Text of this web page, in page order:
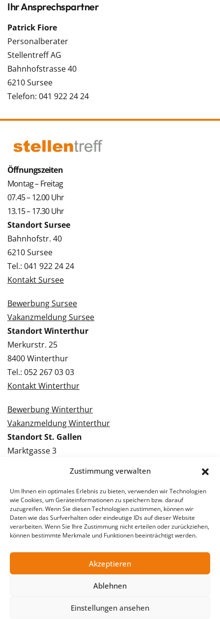
Zustimmung verwalten
Um Ihnen ein optimales Erlebnis zu bieten, verwenden wir Technologien
wie Cookies, um Geräteinformationen zu speichern bzw. darauf
zuzugreifen. Wenn Sie diesen Technologien zustimmen, können wir
Daten wie das Surfverhalten oder eindeutige IDs auf dieser Website
verarbeiten. Wenn Sie Ihre Zustimmung nicht erteilen oder zurückziehen,
können bestimmte Merkmale und Funktionen beeinträchtigt werden.
Akzeptieren
Ablehnen
Einstellungen ansehen
Ihr Ansprechspartner
Patrick Fiore
Personalberater
Stellentreff AG
Bahnhofstrasse 40
6210 Sursee
Telefon: 041 922 24 24
Öffnungszeiten
Montag – Freitag
07.45 – 12.00 Uhr
13.15 – 17.30 Uhr
Standort Sursee
Bahnhofstr. 40
6210 Sursee
Tel.: 041 922 24 24
Kontakt Sursee
Bewerbung Sursee
Vakanzmeldung Sursee
Standort Winterthur
Merkurstr. 25
8400 Winterthur
Tel.: 052 267 03 03
Kontakt Winterthur
Bewerbung Winterthur
Vakanzmeldung Winterthur
Standort St. Gallen
Marktgasse 3
Kontakt St. Gallen
Bewerbung St. Gallen
Vakanzmeldung St. Gallen
© 2026 Stellentreff AG
Datenschutzerklärung